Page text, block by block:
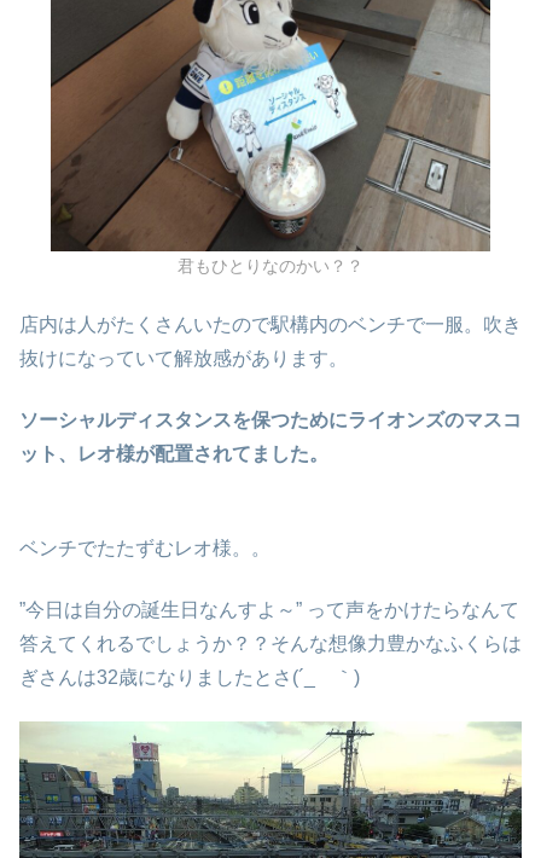
君もひとりなのかい？？
店内は人がたくさんいたので駅構内のベンチで一服。吹き
抜けになっていて解放感があります。
ソーシャルディスタンスを保つためにライオンズのマスコ
ット、レオ様が配置されてました。
ベンチでたたずむレオ様。。
”今日は自分の誕生日なんすよ～” って声をかけたらなんて
答えてくれるでしょうか？？そんな想像力豊かなふくらは
ぎさんは32歳になりましたとさ(´_ゝ｀)